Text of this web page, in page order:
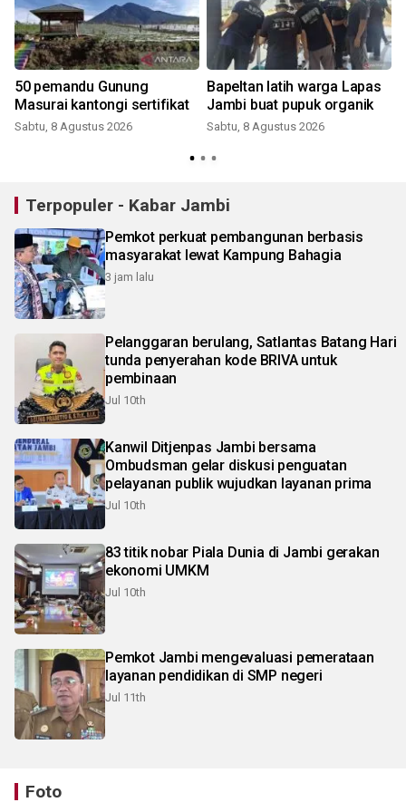
50 pemandu Gunung
Masurai kantongi sertifikat
Sabtu, 8 Agustus 2026
Bapeltan latih warga Lapas
Jambi buat pupuk organik
Sabtu, 8 Agustus 2026
Terpopuler - Kabar Jambi
Pemkot perkuat pembangunan berbasis
masyarakat lewat Kampung Bahagia
3 jam lalu
Pelanggaran berulang, Satlantas Batang Hari
tunda penyerahan kode BRIVA untuk
pembinaan
Jul 10th
Kanwil Ditjenpas Jambi bersama
Ombudsman gelar diskusi penguatan
pelayanan publik wujudkan layanan prima
Jul 10th
83 titik nobar Piala Dunia di Jambi gerakan
ekonomi UMKM
Jul 10th
Pemkot Jambi mengevaluasi pemerataan
layanan pendidikan di SMP negeri
Jul 11th
Foto